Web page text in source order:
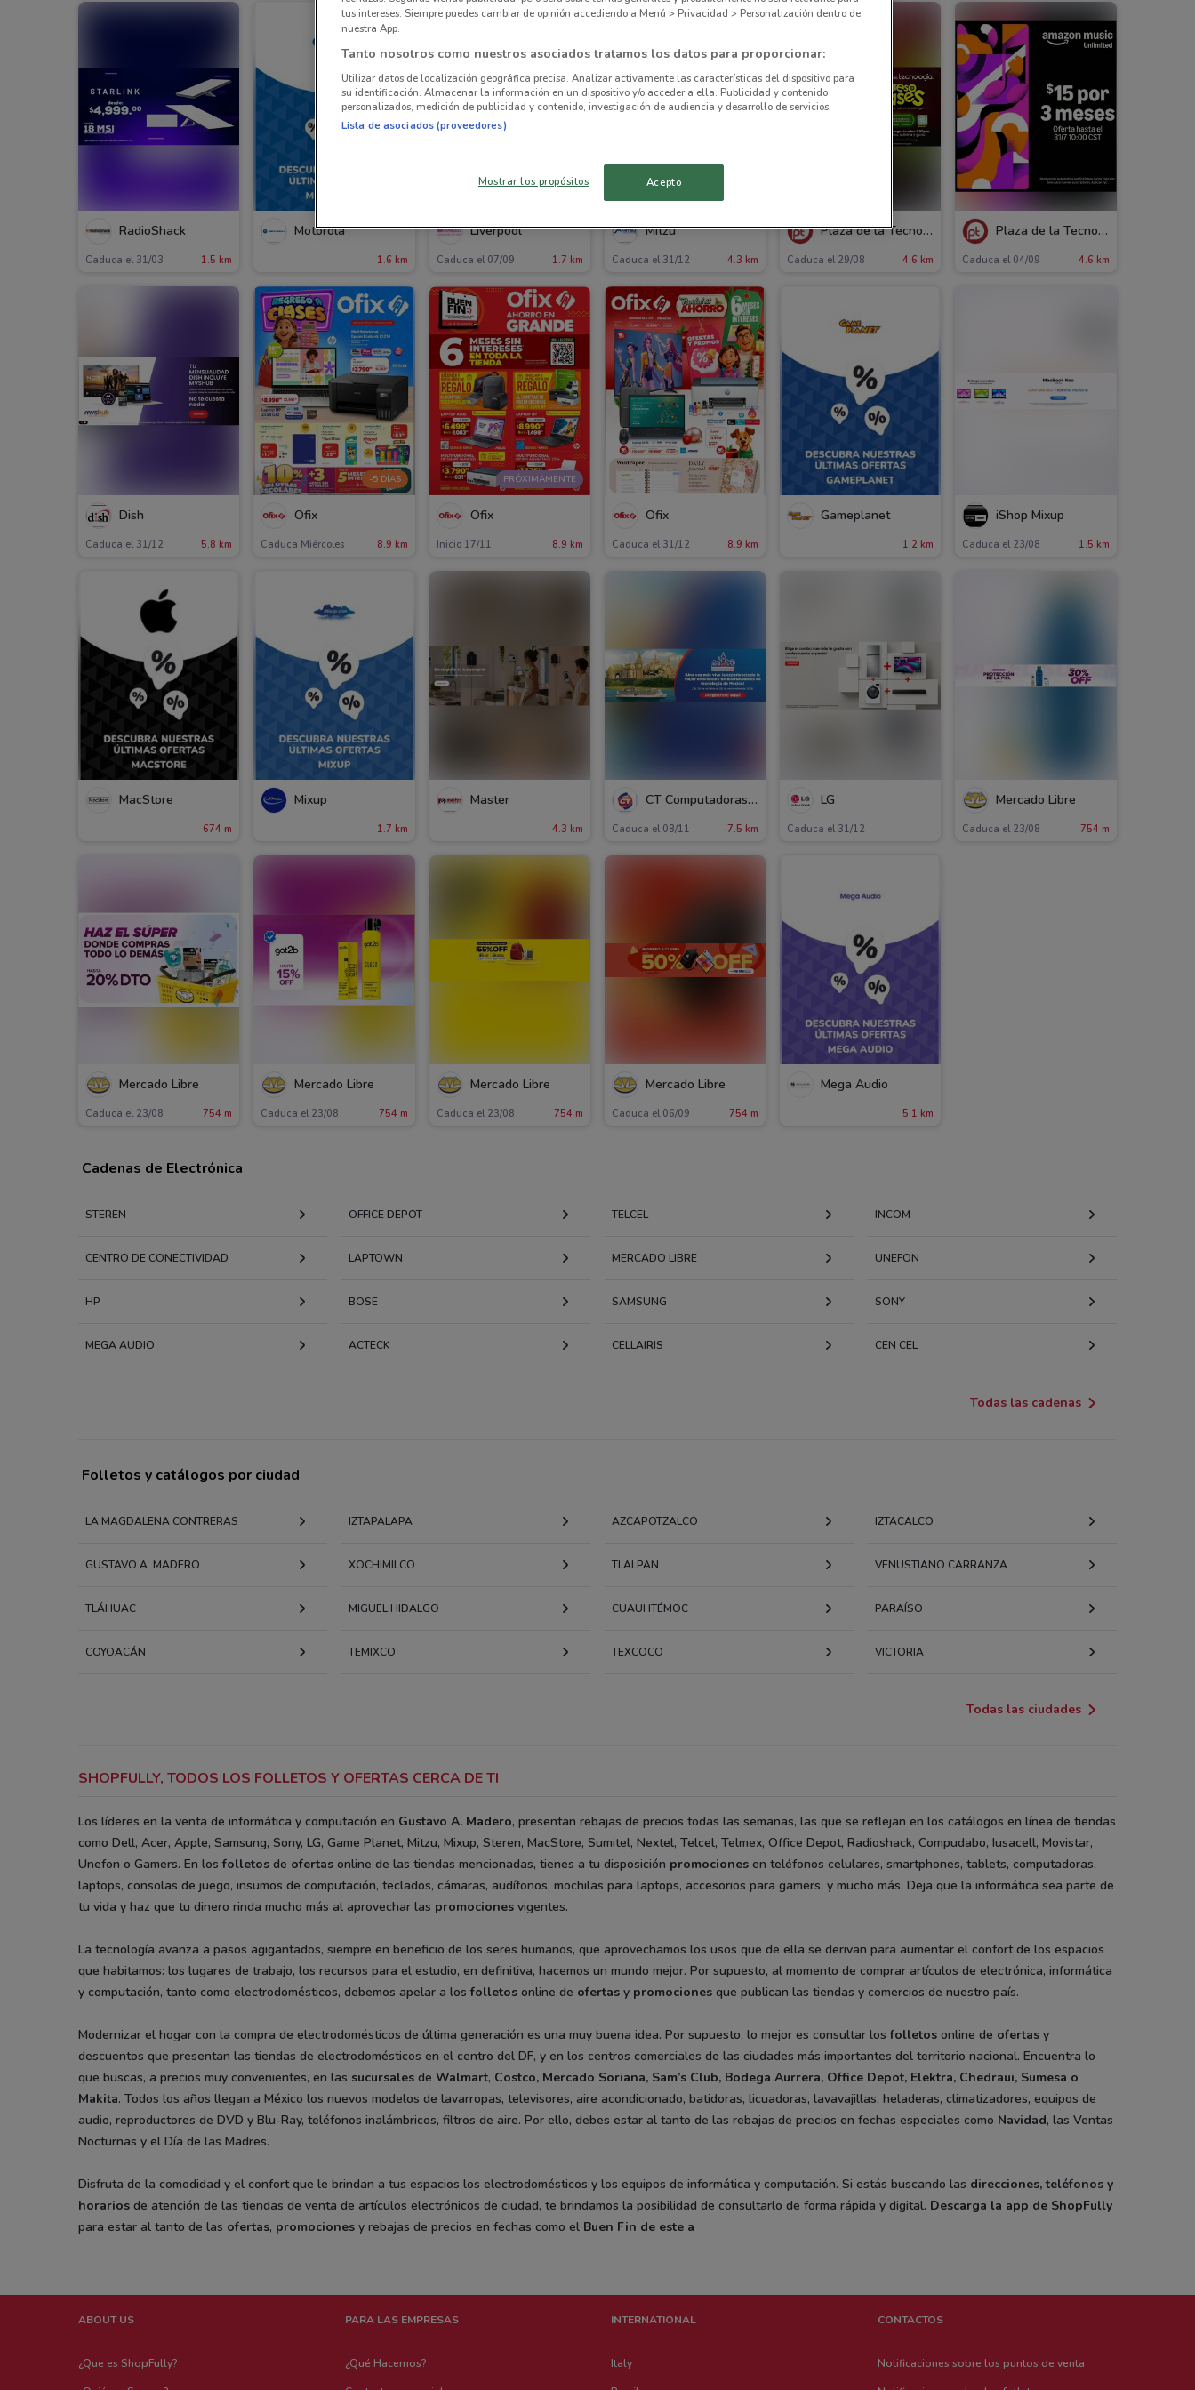
RadioShack
Caduca el 31/03 1.5 km
Motorola
1.6 km
Liverpool
Caduca el 07/09 1.7 km
Mitzu
Caduca el 31/12 4.3 km
Plaza de la Tecnología
Caduca el 29/08 4.6 km
Plaza de la Tecnología
Caduca el 04/09 4.6 km
Dish
Caduca el 31/12 5.8 km
-5 DÍAS
Ofix
Caduca Miércoles 8.9 km
PRÓXIMAMENTE
Ofix
Inicio 17/11 8.9 km
Ofix
Caduca el 31/12 8.9 km
Gameplanet
1.2 km
iShop Mixup
Caduca el 23/08 1.5 km
MacStore
674 m
Mixup
1.7 km
Master
4.3 km
CT Computadoras y Tecnología
Caduca el 08/11 7.5 km
LG
Caduca el 31/12
Mercado Libre
Caduca el 23/08 754 m
Mercado Libre
Caduca el 23/08 754 m
Mercado Libre
Caduca el 23/08 754 m
Mercado Libre
Caduca el 23/08 754 m
Mercado Libre
Caduca el 06/09 754 m
Mega Audio
5.1 km
Cadenas de Electrónica
STEREN OFFICE DEPOT TELCEL INCOM
CENTRO DE CONECTIVIDAD LAPTOWN MERCADO LIBRE UNEFON
HP BOSE SAMSUNG SONY
MEGA AUDIO ACTECK CELLAIRIS CEN CEL
Todas las cadenas
Folletos y catálogos por ciudad
LA MAGDALENA CONTRERAS IZTAPALAPA AZCAPOTZALCO IZTACALCO
GUSTAVO A. MADERO XOCHIMILCO TLALPAN VENUSTIANO CARRANZA
TLÁHUAC MIGUEL HIDALGO CUAUHTÉMOC PARAÍSO
COYOACÁN TEMIXCO TEXCOCO VICTORIA
Todas las ciudades
SHOPFULLY, TODOS LOS FOLLETOS Y OFERTAS CERCA DE TI
Los líderes en la venta de informática y computación en Gustavo A. Madero, presentan rebajas de precios todas las semanas, las que se reflejan en los catálogos en línea de tiendas
como Dell, Acer, Apple, Samsung, Sony, LG, Game Planet, Mitzu, Mixup, Steren, MacStore, Sumitel, Nextel, Telcel, Telmex, Office Depot, Radioshack, Compudabo, Iusacell, Movistar,
Unefon o Gamers. En losfolletos de ofertas online de las tiendas mencionadas, tienes a tu disposición promociones en teléfonos celulares, smartphones, tablets, computadoras,
laptops, consolas de juego, insumos de computación, teclados, cámaras, audífonos, mochilas para laptops, accesorios para gamers, y mucho más. Deja que la informática sea parte de
tu vida y haz que tu dinero rinda mucho más al aprovechar las promociones vigentes.
La tecnología avanza a pasos agigantados, siempre en beneficio de los seres humanos, que aprovechamos los usos que de ella se derivan para aumentar el confort de los espacios
que habitamos: los lugares de trabajo, los recursos para el estudio, en definitiva, hacemos un mundo mejor. Por supuesto, al momento de comprar artículos de electrónica, informática
y computación, tanto como electrodomésticos, debemos apelar a losfolletos online de ofertas y promociones que publican las tiendas y comercios de nuestro país.
Modernizar el hogar con la compra de electrodomésticos de última generación es una muy buena idea. Por supuesto, lo mejor es consultar losfolletos online de ofertas y
descuentos que presentan las tiendas de electrodomésticos en el centro del DF, y en los centros comerciales de las ciudades más importantes del territorio nacional. Encuentra lo
que buscas, a precios muy convenientes, en las sucursales de Walmart, Costco, Mercado Soriana, Sam’s Club, Bodega Aurrera, Office Depot, Elektra, Chedraui, Sumesa o
Makita. Todos los años llegan a México los nuevos modelos de lavarropas, televisores, aire acondicionado, batidoras, licuadoras, lavavajillas, heladeras, climatizadores, equipos de
audio, reproductores de DVD y Blu-Ray, teléfonos inalámbricos, filtros de aire. Por ello, debes estar al tanto de las rebajas de precios en fechas especiales como Navidad, las Ventas
Nocturnas y el Día de las Madres.
Disfruta de la comodidad y el confort que le brindan a tus espacios los electrodomésticos y los equipos de informática y computación. Si estás buscando las direcciones, teléfonos y
horarios de atención de las tiendas de venta de artículos electrónicos de ciudad, te brindamos la posibilidad de consultarlo de forma rápida y digital. Descarga la app de ShopFully
para estar al tanto de las ofertas, promociones y rebajas de precios en fechas como el Buen Fin de este a
ABOUT US
¿Que es ShopFully?
PARA LAS EMPRESAS
¿Qué Hacemos?
INTERNATIONAL
Italy
CONTACTOS
Notificaciones sobre los puntos de venta
tus intereses. Siempre puedes cambiar de opinión accediendo a Menú > Privacidad > Personalización dentro de
nuestra App.
Tanto nosotros como nuestros asociados tratamos los datos para proporcionar:
Utilizar datos de localización geográfica precisa. Analizar activamente las características del dispositivo para
su identificación. Almacenar la información en un dispositivo y/o acceder a ella. Publicidad y contenido
personalizados, medición de publicidad y contenido, investigación de audiencia y desarrollo de servicios.
Lista de asociados (proveedores)
Mostrar los propósitos Acepto